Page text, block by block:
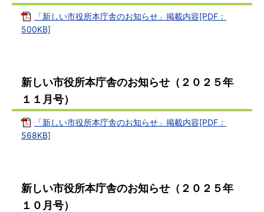
「新しい市役所本庁舎のお知らせ」掲載内容[PDF：
500KB]
新しい市役所本庁舎のお知らせ（２０２５年
１１月号）
「新しい市役所本庁舎のお知らせ」掲載内容[PDF：
568KB]
新しい市役所本庁舎のお知らせ（２０２５年
１０月号）